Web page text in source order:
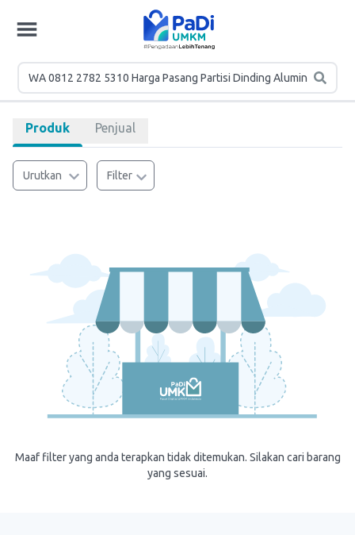
Produk Penjual
Urutkan Filter
Maaf filter yang anda terapkan tidak ditemukan. Silakan cari barang
yang sesuai.